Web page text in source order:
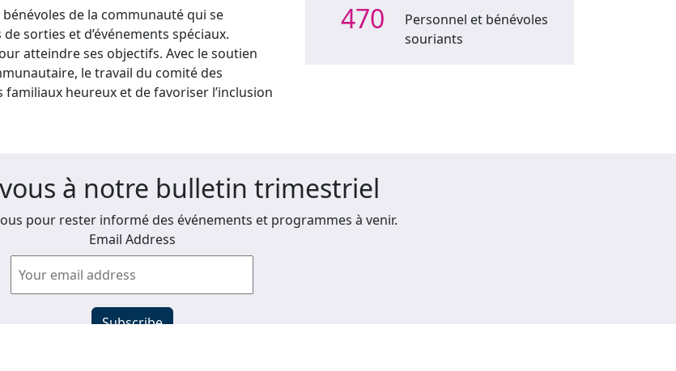
de la communauté qui se
sorties et d’événements spéciaux.
atteindre ses objectifs. Avec le soutien
le travail du comité des
heureux et de favoriser l’inclusion
470
Personnel et bénévoles
souriants
à notre bulletin trimestriel
pour rester informé des événements et programmes à venir.
Email Address